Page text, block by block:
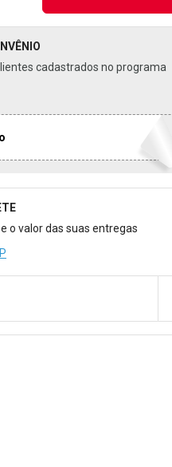
cadastrados no programa
o Frete
o valor das suas entregas